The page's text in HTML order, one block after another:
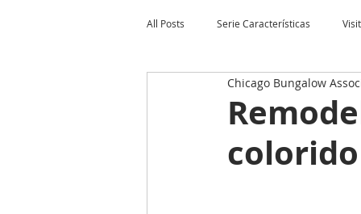
All Posts Serie Características
Rehabilitación Jardinería
Adiciones
Chicago Bungalow